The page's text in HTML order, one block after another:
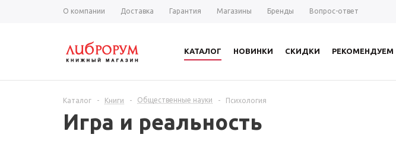
О компании Доставка Гарантия Магазины Бренды Вопрос-ответ
КАТАЛОГ НОВИНКИ СКИДКИ РЕКОМЕНДУЕМ
Каталог - Книги - Общественные науки - Психология
Игра и реальность